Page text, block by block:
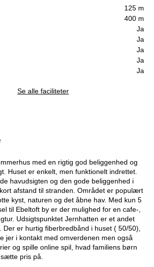
125 m
400 m
Ja
Ja
Ja
Ja
Ja
Se alle faciliteter
med en rigtig god beliggenhed og
Huset er enkelt, men funktionelt indrettet.
havudsigten og den gode beliggenhed i
afstand til stranden. Området er populært
kyst, naturen og det åbne hav. Med kun 5
til Ebeltoft by er der mulighed for en cafe-,
Udsigtspunktet Jernhatten er et andet
Der er hurtig fiberbredbånd i huset ( 50/50),
jer i kontakt med omverdenen men også
og spille online spil, hvad familiens børn
pris på.